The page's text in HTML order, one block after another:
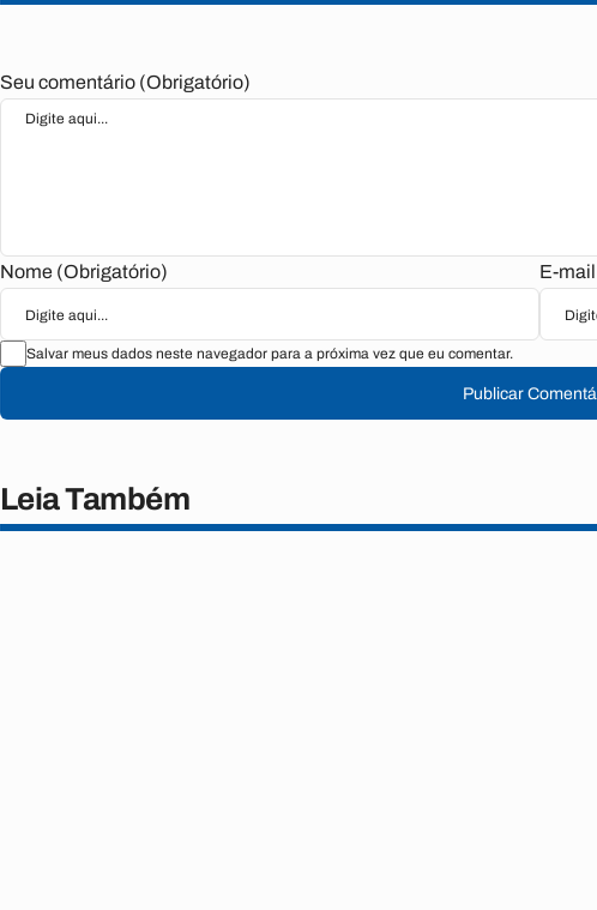
Seu comentário (Obrigatório)
Nome (Obrigatório) E-
Salvar meus dados neste navegador para a próxima vez que eu comentar.
Publicar
Leia Também